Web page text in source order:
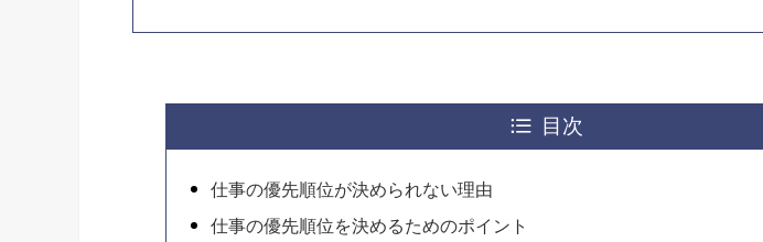
目次
仕事の優先順位が決められない理由
仕事の優先順位を決めるためのポイント